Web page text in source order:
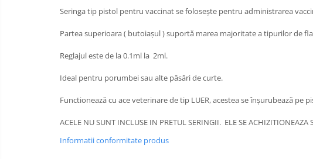
Seringa tip pistol pentru vaccinat se folosește pentru administrarea
Partea superioara ( butoiașul ) suportă marea majoritate a tipurilor de
Reglajul este de la 0.1ml la 2ml.
Ideal pentru porumbei sau alte păsări de curte.
Functionează cu ace veterinare de tip LUER, acestea se înșurubează pe
ACELE NU SUNT INCLUSE IN PRETUL SERINGII. ELE SE ACHIZITIONEAZA
Informatii conformitate produs